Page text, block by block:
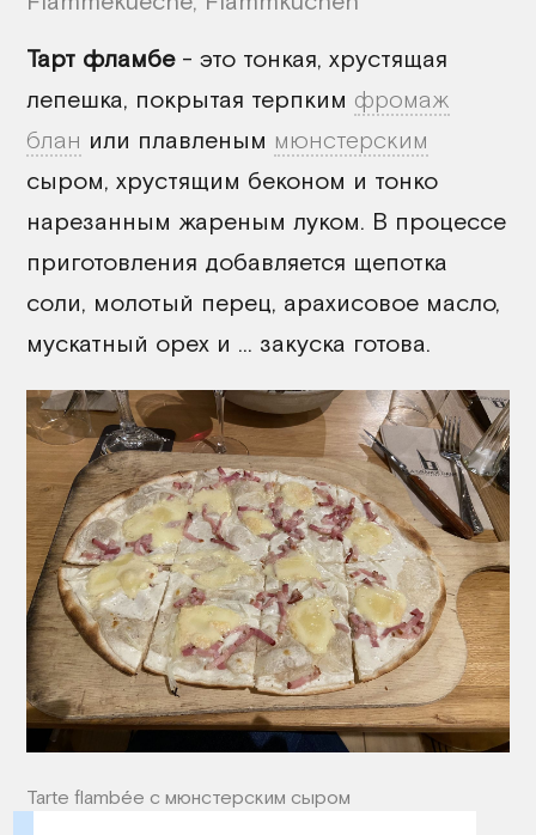
Тарт фламбе- это тонкая, хрустящая
лепешка, покрытая терпким фромаж
блан или плавленым мюнстерским
сыром, хрустящим беконом и тонко
нарезанным жареным луком. В процессе
приготовления добавляется щепотка
соли, молотый перец, арахисовое масло,
мускатный орех и ... закуска готова.
Tarte flambée с мюнстерским сыром